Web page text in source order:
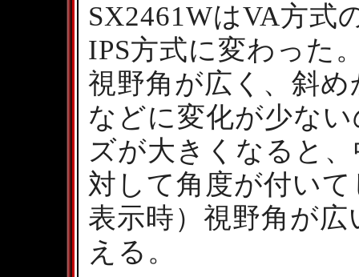
SX2461WはVA方式
IPS方式に変わった
視野角が広く、斜
などに変化が少な
ズが大きくなると
対して角度が付い
表示時）視野角が
える。